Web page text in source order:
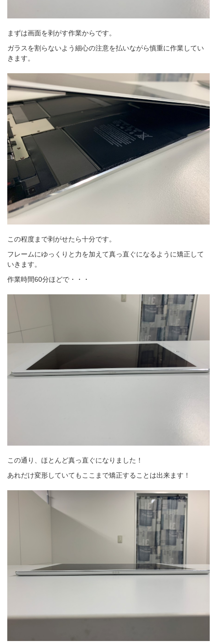
まずは画面を剥がす作業からです。
ガラスを割らないよう細心の注意を払いながら慎重に作業してい
きます。
この程度まで剥がせたら十分です。
フレームにゆっくりと力を加えて真っ直ぐになるように矯正して
いきます。
作業時間60分ほどで・・・
この通り、ほとんど真っ直ぐになりました！
あれだけ変形していてもここまで矯正することは出来ます！